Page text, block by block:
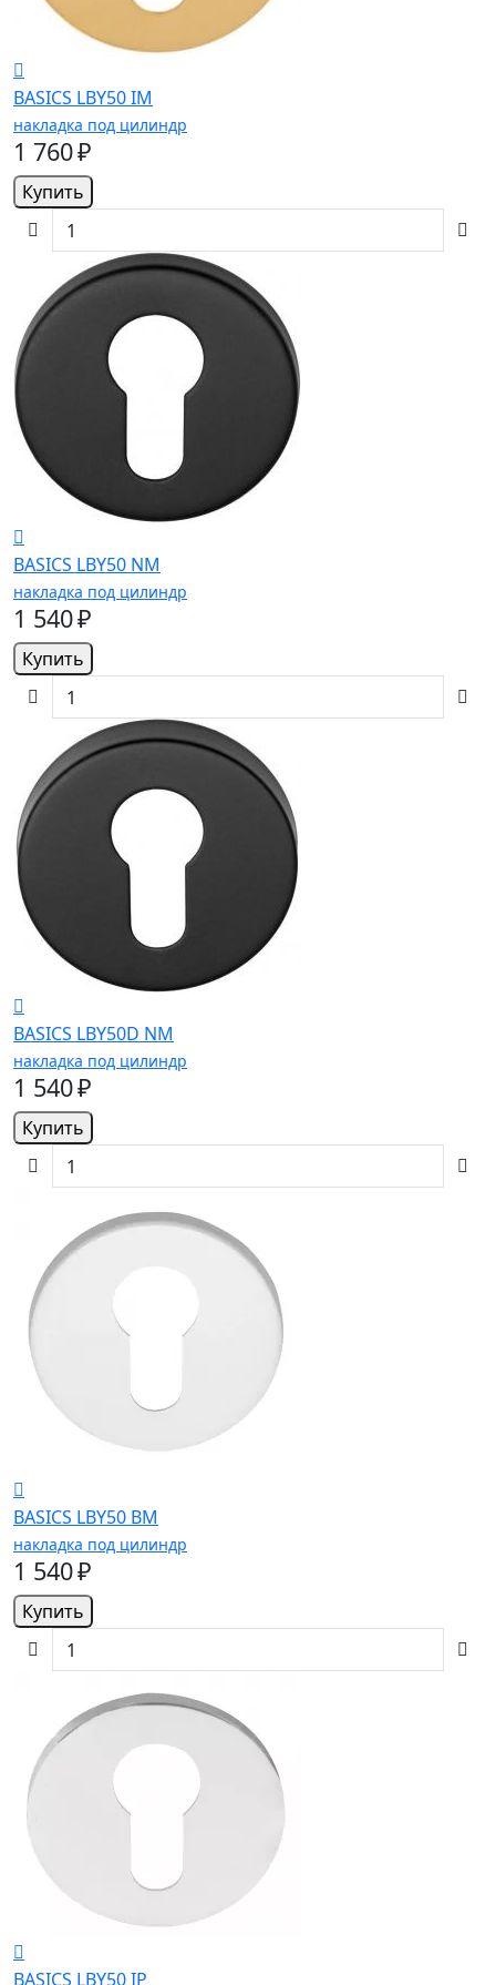
BASICS LBY50 IM
накладка под цилиндр
1 760 ₽
Купить
BASICS LBY50 NM
накладка под цилиндр
1 540 ₽
Купить
BASICS LBY50D NM
накладка под цилиндр
1 540 ₽
Купить
BASICS LBY50 BM
накладка под цилиндр
1 540 ₽
Купить
BASICS LBY50 IP